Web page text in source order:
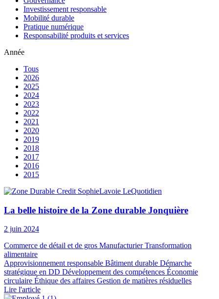
Investissement responsable
Mobilité durable
Pratique numérique
Responsabilité produits et services
Année
Tous
2026
2025
2024
2023
2022
2021
2020
2019
2018
2017
2016
2015
La belle histoire de la Zone durable Jonquière
2 juin 2024
Commerce de détail et de gros Manufacturier Transformation
alimentaire
Approvisionnement responsable Bâtiment durable Démarche
stratégique en DD Développement des compétences Économie
circulaire Éthique des affaires Gestion de matières résiduelles
Lire l'article